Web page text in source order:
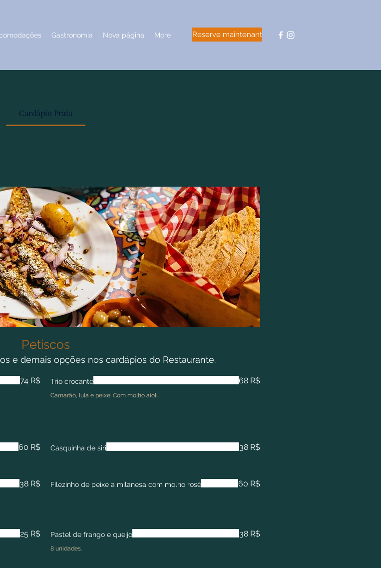
Gastronomia Nova página More Reserve maintenant
Cardápio Praia
Petiscos
e demais opções nos cardápios do Restaurante.
74 R$ Trio crocante
Camarão, lula e peixe. Com molho aioli.
68 R$
60 R$ Casquinha de siri 38 R$
38 R$ Filezinho de peixe a milanesa com molho rosê 60 R$
25 R$ Pastel de frango e queijo
8 unidades.
38 R$